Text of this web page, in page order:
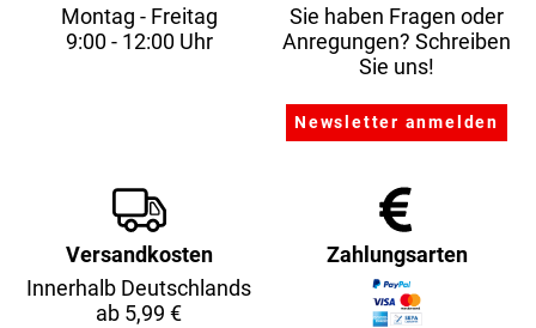
Montag - Freitag
9:00 - 12:00 Uhr
Sie haben Fragen oder
Anregungen? Schreiben
Sie uns!
Versandkosten
Innerhalb Deutschlands
ab 5,99 €
Zahlungsarten